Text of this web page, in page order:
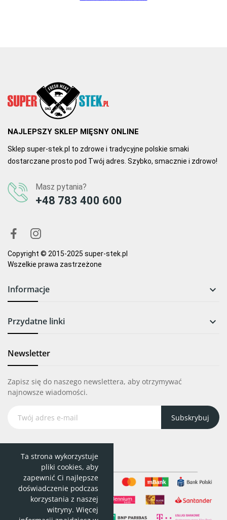
NAJLEPSZY SKLEP MIĘSNY ONLINE
Sklep super-stek.pl to zdrowe i tradycyjne polskie smaki
dostarczane prosto pod Twój adres. Szybko, smacznie i zdrowo!
Masz pytania?
+48 783 400 600
Copyright © 2015-2025 super-stek.pl
Wszelkie prawa zastrzeżone
Informacje 
Przydatne linki 
Newsletter
Zapisz się do naszego newslettera, aby otrzymywać
najnowsze wiadomości.
Subskrybuj
Ta strona wykorzystuje
pliki cookies, aby
zapewnić Ci najlepsze
doświadczenie podczas
korzystania z naszej
witryny. Więcej